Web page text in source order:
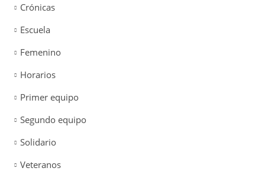
Crónicas
Escuela
Femenino
Horarios
Primer equipo
Segundo equipo
Solidario
Veteranos